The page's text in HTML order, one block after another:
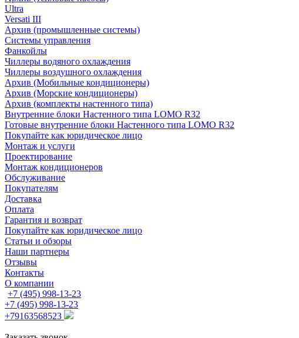
Ultra
Versati III
Архив (промышленные системы)
Системы управления
Фанкойлы
Чиллеры водяного охлаждения
Чиллеры воздушного охлаждения
Архив (Мобильные кондиционеры)
Архив (Морские кондиционеры)
Архив (комплекты настенного типа)
Внутренние блоки Настенного типа LOMO R32
Готовые внутренние блоки Настенного типа LOMO R32
Покупайте как юридическое лицо
Монтаж и услуги
Проектирование
Монтаж кондиционеров
Обслуживание
Покупателям
Доставка
Оплата
Гарантия и возврат
Покупайте как юридическое лицо
Статьи и обзоры
Наши партнеры
Отзывы
Контакты
О компании
+7 (495) 998-13-23
+7 (495) 998-13-23
+79163568523